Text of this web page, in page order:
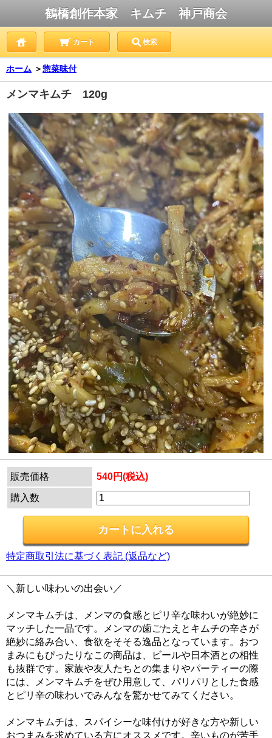
鶴橋創作本家 キムチ 神戸商会
カート 検索
ホーム ＞惣菜味付
メンマキムチ 120g
販売価格 540円(税込)
購入数
特定商取引法に基づく表記 (返品など)
＼新しい味わいの出会い／
メンマキムチは、メンマの食感とピリ辛な味わいが絶妙に
マッチした一品です。メンマの歯ごたえとキムチの辛さが
絶妙に絡み合い、食欲をそそる逸品となっています。おつ
まみにもぴったりなこの商品は、ビールや日本酒との相性
も抜群です。家族や友人たちとの集まりやパーティーの際
には、メンマキムチをぜひ用意して、パリパリとした食感
とピリ辛の味わいでみんなを驚かせてみてください。
メンマキムチは、スパイシーな味付けが好きな方や新しい
おつまみを求めている方にオススメです。辛いものが苦手